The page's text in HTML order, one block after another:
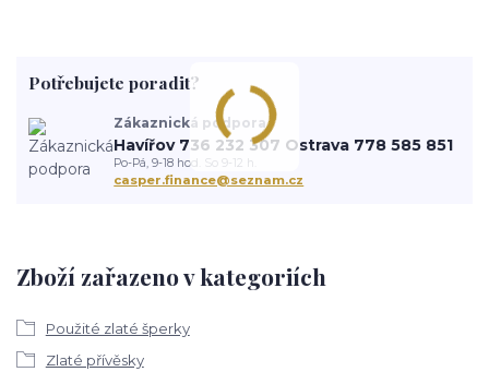
Zboží zařazeno v kategoriích
Použité zlaté šperky
Zlaté přívěsky
Potřebujete poradit?
Zákaznická podpora
Havířov 736 232 307 Ostrava 778 585 851
Po-Pá, 9-18 hod. So 9-12 h.
casper.finance@seznam.cz